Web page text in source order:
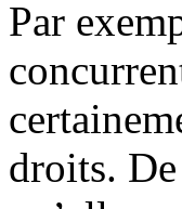
Par
droits. De